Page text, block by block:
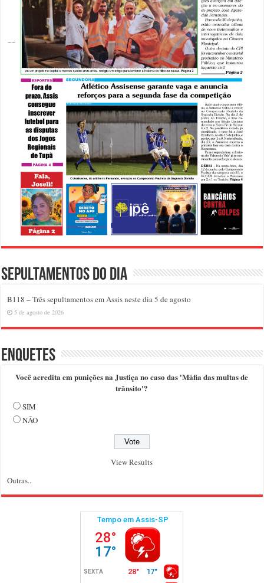
Sepultamentos do dia
B118 – Três sepultamentos em Assis neste dia 5 de agosto
5 de agosto de 2026
Enquetes
Você acredita em punições na Justiça no caso das 'Máfia das multas de
trânsito'?
SIM
NÃO
View Results
Outras..